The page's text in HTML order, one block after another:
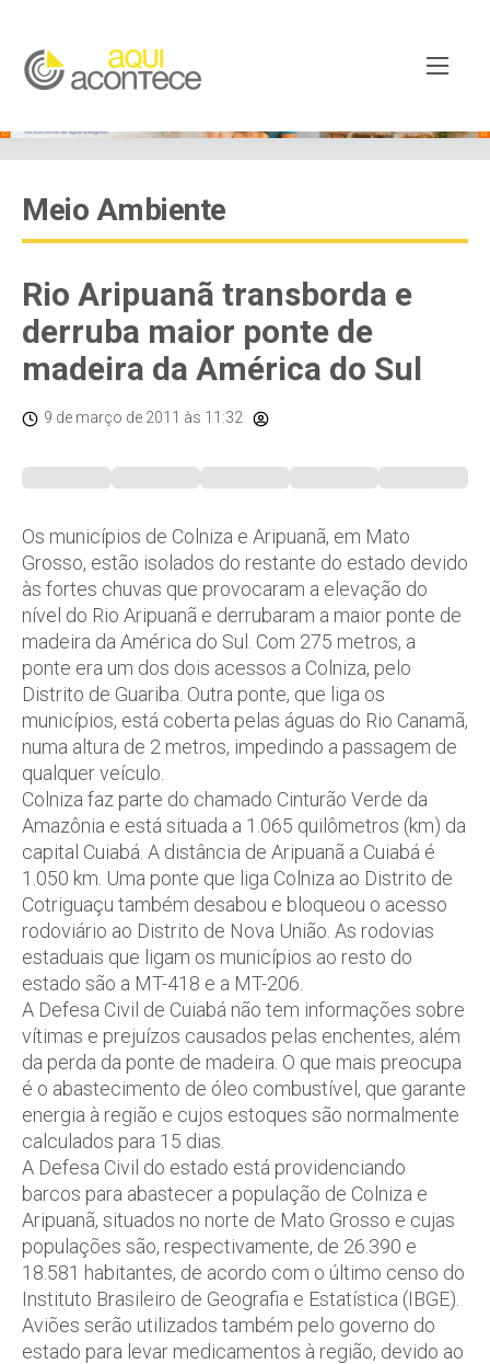
Meio Ambiente
Rio Aripuanã transborda e
derruba maior ponte de
madeira da América do Sul
9 de março de 2011 às 11:32
Os municípios de Colniza e Aripuanã, em Mato
Grosso, estão isolados do restante do estado devido
às fortes chuvas que provocaram a elevação do
nível do Rio Aripuanã e derrubaram a maior ponte de
madeira da América do Sul. Com 275 metros, a
ponte era um dos dois acessos a Colniza, pelo
Distrito de Guariba. Outra ponte, que liga os
municípios, está coberta pelas águas do Rio Canamã,
numa altura de 2 metros, impedindo a passagem de
qualquer veículo.
Colniza faz parte do chamado Cinturão Verde da
Amazônia e está situada a 1.065 quilômetros (km) da
capital Cuiabá. A distância de Aripuanã a Cuiabá é
1.050 km. Uma ponte que liga Colniza ao Distrito de
Cotriguaçu também desabou e bloqueou o acesso
rodoviário ao Distrito de Nova União. As rodovias
estaduais que ligam os municípios ao resto do
estado são a MT-418 e a MT-206.
A Defesa Civil de Cuiabá não tem informações sobre
vítimas e prejuízos causados pelas enchentes, além
da perda da ponte de madeira. O que mais preocupa
é o abastecimento de óleo combustível, que garante
energia à região e cujos estoques são normalmente
calculados para 15 dias.
A Defesa Civil do estado está providenciando
barcos para abastecer a população de Colniza e
Aripuanã, situados no norte de Mato Grosso e cujas
populações são, respectivamente, de 26.390 e
18.581 habitantes, de acordo com o último censo do
Instituto Brasileiro de Geografia e Estatística (IBGE).
Aviões serão utilizados também pelo governo do
estado para levar medicamentos à região, devido ao